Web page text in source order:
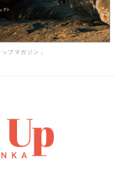
プマガジン」